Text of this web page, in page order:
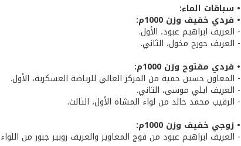
• سباقات الماء:
• فردي خفيف وزن 1000م:
- العريف ابراهيم عبود، الأول.
- العريف جورج مخول، الثاني.
• فردي مفتوح وزن 1000م:
- المعاون حسين حمية من المركز العالي للرياضة العسكرية، الأول.
- العريف ايلي موسى، الثاني.
- الرقيب محمد خالد من لواء المشاة الأول، الثالث.
• زوجي خفيف وزن 1000م:
- العريف ابراهيم عبود من فوج المغاوير والعريف روبير جبور من